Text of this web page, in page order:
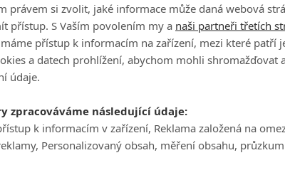
bude Rhaenyřin plán na zapojení
šířit panika. Krom traileru pro příští díl jako
právem si zvolit, jaké informace může daná webová
přístup. S Vaším povolením my a naši partneři třetích
přístup k informacím na zařízení, mezi které patří
a datech prohlížení, abychom mohli shromažďovat
údaje.
zpracováváme následující údaje:
k informacím v zařízení, Reklama založená na
Personalizovaný obsah, měření obsahu,